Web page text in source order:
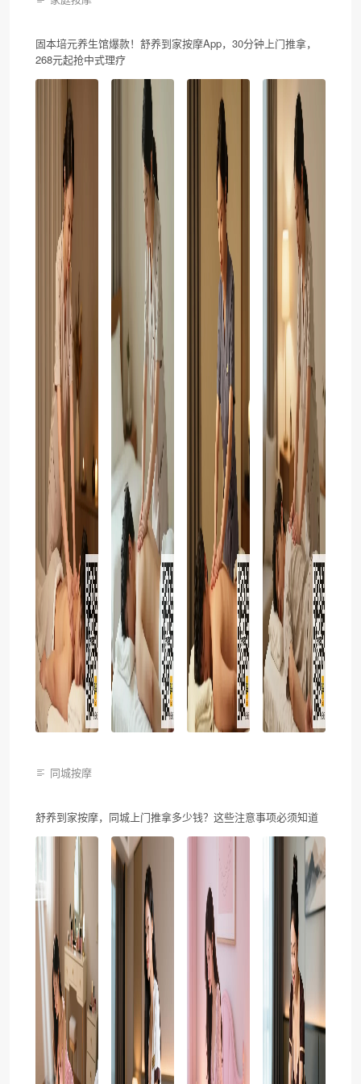
固本培元养生馆爆款！舒养到家按摩App，30分钟上门推拿，
268元起抢中式理疗
同城按摩
舒养到家按摩，同城上门推拿多少钱？这些注意事项必须知道